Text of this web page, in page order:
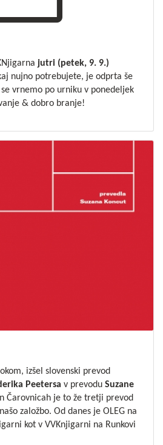
jutri (petek, 9. 9.)
nujno potrebujete, je odprta še
vrnemo po urniku v ponedeljek
& dobro branje!
izšel slovenski prevod
Peetersa v prevodu Suzane
Čarovnicahje to že tretji prevod
založbo. Od danes je OLEG na
kot v VVKnjigarni na Runkovi